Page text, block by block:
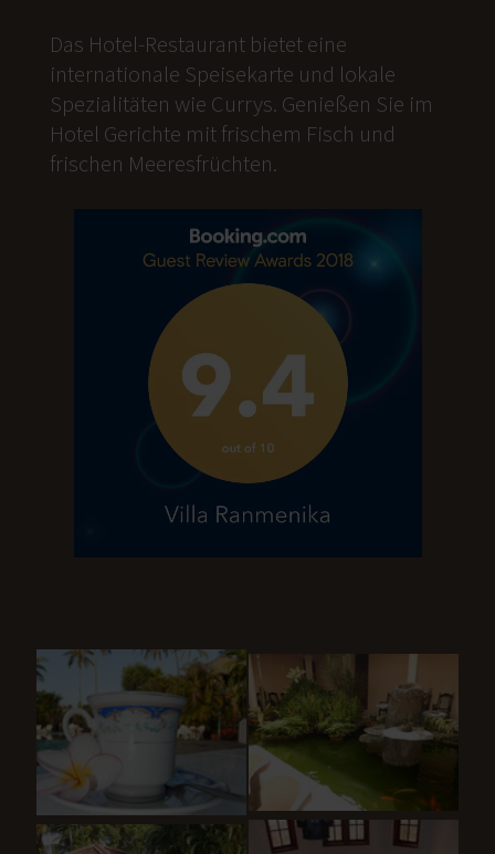
Das Hotel-Restaurant bietet eine
internationale Speisekarte und lokale
Spezialitäten wie Currys. Genießen Sie im
Hotel Gerichte mit frischem Fisch und
frischen Meeresfrüchten.